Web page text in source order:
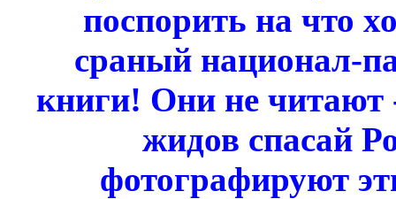
поспорить на что
сраный национал-
книги! Они не читают
жидов спасай
фотографируют